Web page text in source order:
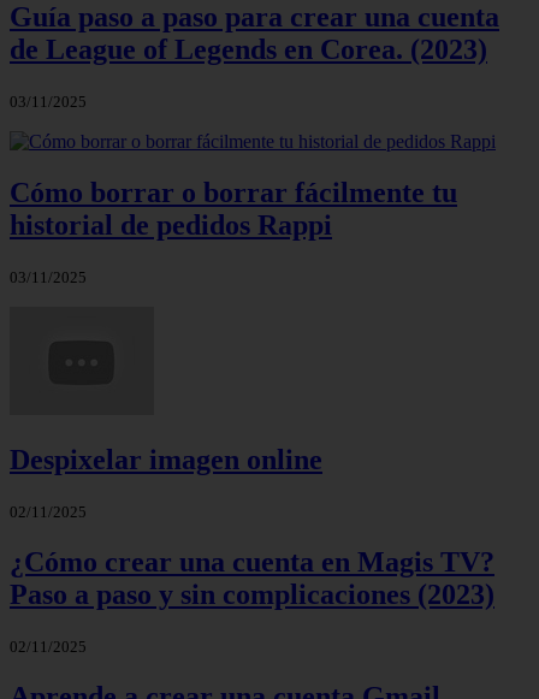
Guía paso a paso para crear una cuenta
de League of Legends en Corea. (2023)
03/11/2025
Cómo borrar o borrar fácilmente tu
historial de pedidos Rappi
03/11/2025
Despixelar imagen online
02/11/2025
¿Cómo crear una cuenta en Magis TV?
Paso a paso y sin complicaciones (2023)
02/11/2025